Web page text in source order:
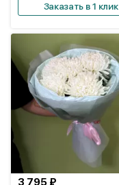
Заказать в 1 клик
3 795 ₽